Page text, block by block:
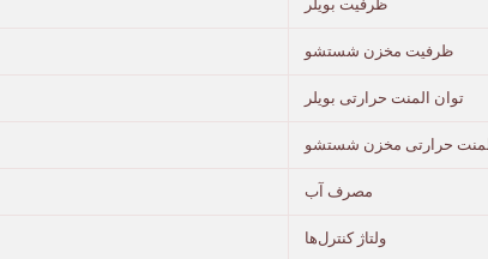
ظرفیت بویلر
ظرفیت مخزن شستشو
توان المنت حرارتی بویلر
حرارتی مخزن شستشو
مصرف آب
ولتاژ کنترل‌ها